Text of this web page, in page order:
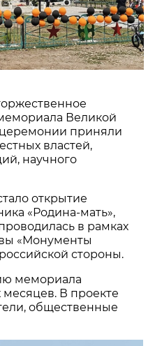
Великой
приняли
властей,
научного
открытие
«Родина-мать»,
в рамках
«Монументы
стороны.
мемориала
В проекте
общественные